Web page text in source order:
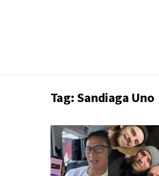
Tag: Sandiaga Uno